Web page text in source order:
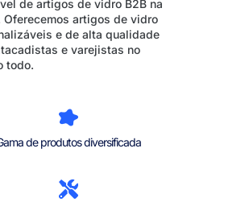
de artigos de vidro B2B na
Oferecemos artigos de vidro
e de alta qualidade
e varejistas no
todo.
de produtos diversificada